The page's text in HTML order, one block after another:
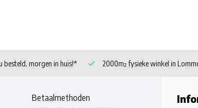
besteld, morgen in huis!* 2000m² fysieke winkel in
Betaalmethoden